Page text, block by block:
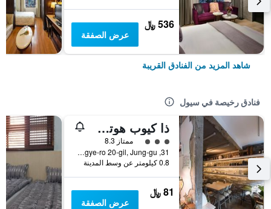
536 ﷼
عرض الصفقة
شاهد المزيد من الفنادق القريبة
فنادق رخيصة في سيول
ذا كيوب هوتل - دار ضيافة
تقييم فئة 3ممتاز 8.3
31, Toegye-ro 20-gil, Jung-gu, سيول, كوريا الجنوبية
0.8 كيلومتر عن وسط المدينة
81 ﷼
عرض الصفقة